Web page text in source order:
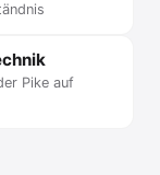
Pike auf